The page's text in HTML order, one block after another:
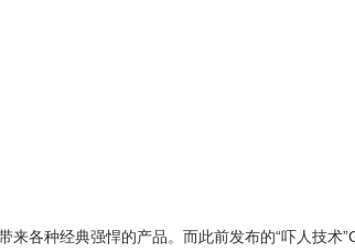
各种经典强悍的产品。而此前发布的“吓人技术